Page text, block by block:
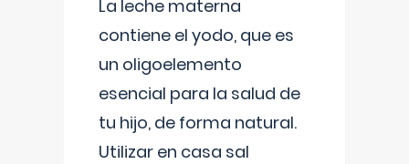
La leche materna
contiene el yodo, que es
un oligoelemento
esencial para la salud de
tu hijo, de forma natural.
Utilizar en casa sal